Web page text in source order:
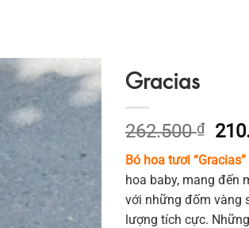
Gracias
262.500₫
Giá
gốc
là:
Bó hoa tươi “Gracias”
hoa baby, mang đến
với những đốm vàng
lượng tích cực.